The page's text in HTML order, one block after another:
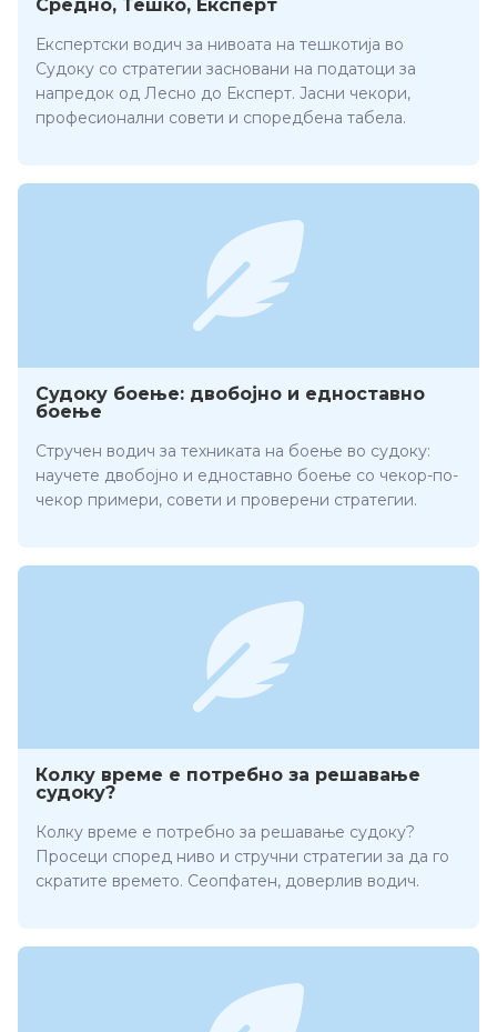
Средно, Тешко, Експерт
Експертски водич за нивоата на тешкотија во
Судоку со стратегии засновани на податоци за
напредок од Лесно до Експерт. Јасни чекори,
професионални совети и споредбена табела.
Судоку боење: двобојно и едноставно
боење
Стручен водич за техниката на боење во судоку:
научете двобојно и едноставно боење со чекор-по-
чекор примери, совети и проверени стратегии.
Колку време е потребно за решавање
судоку?
Колку време е потребно за решавање судоку?
Просеци според ниво и стручни стратегии за да го
скратите времето. Сеопфатен, доверлив водич.